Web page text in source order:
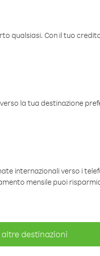
qualsiasi. Con il tuo
la tua destinazione
internazionali verso i
mensile puoi
altre destinazioni